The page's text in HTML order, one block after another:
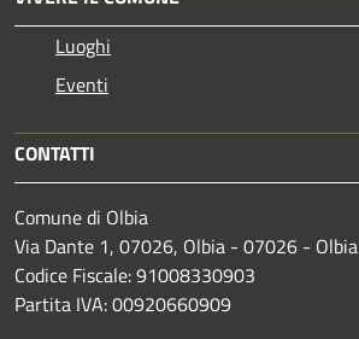
Luoghi
Eventi
CONTATTI
Comune di Olbia
Via Dante 1, 07026, Olbia - 07026 - Olbia
Codice Fiscale: 91008330903
Partita IVA: 00920660909